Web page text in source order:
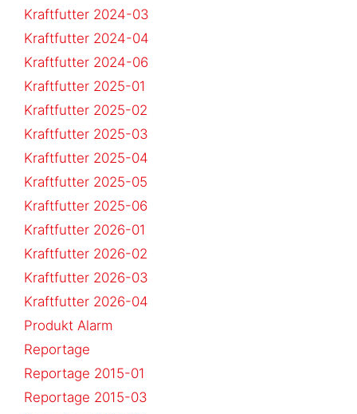
Kraftfutter 2024-03
Kraftfutter 2024-04
Kraftfutter 2024-06
Kraftfutter 2025-01
Kraftfutter 2025-02
Kraftfutter 2025-03
Kraftfutter 2025-04
Kraftfutter 2025-05
Kraftfutter 2025-06
Kraftfutter 2026-01
Kraftfutter 2026-02
Kraftfutter 2026-03
Kraftfutter 2026-04
Produkt Alarm
Reportage
Reportage 2015-01
Reportage 2015-03